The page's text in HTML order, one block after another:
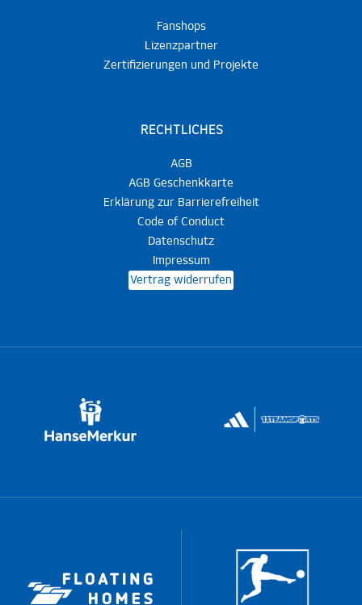
Fanshops
Lizenzpartner
Zertifizierungen und Projekte
RECHTLICHES
AGB
AGB Geschenkkarte
Erklärung zur Barrierefreiheit
Code of Conduct
Datenschutz
Impressum
Vertrag widerrufen